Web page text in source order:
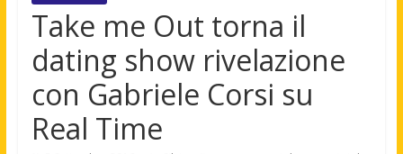
Take me Out torna il
dating show rivelazione
con Gabriele Corsi su
Real Time